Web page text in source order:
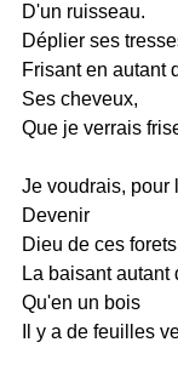
D'un ruisseau.
Déplier ses
Frisant en autant
Ses cheveux,
Que je verrais
Je voudrais, pour
Devenir
Dieu de ces
La baisant autant
Qu'en un bois
Il y a de feuilles